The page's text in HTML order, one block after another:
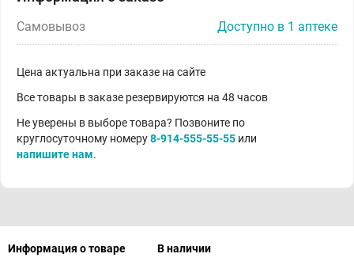
Самовывоз Доступно в 1 аптеке
Цена актуальна при заказе на сайте
Все товары в заказе резервируются на 48 часов
Не уверены в выборе товара? Позвоните по
круглосуточному номеру8-914-555-55-55 или
напишите нам.
Информация о товаре В наличии